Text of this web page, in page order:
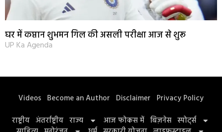
घर में कप्तान शुभमन गिल की असली परीक्षा आज से शुरू
UP Ka Agenda
Videos Become an Author Disclaimer Privacy Policy
राष्ट्रीय अंतर्राष्ट्रीय राज्य आज फोकस में बिज़नेस स्पोर्ट्स